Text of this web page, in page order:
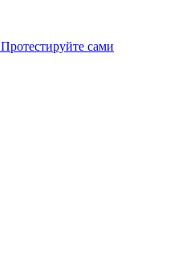
Протестируйте сами